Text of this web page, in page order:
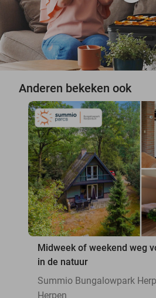
Anderen bekeken ook
Midweek of weekend weg
in de natuur
Summio Bungalowpark
Herpen